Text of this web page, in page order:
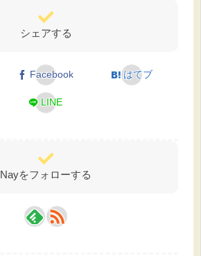
シェアする
Facebook はてブ
LINE
Nayをフォローする